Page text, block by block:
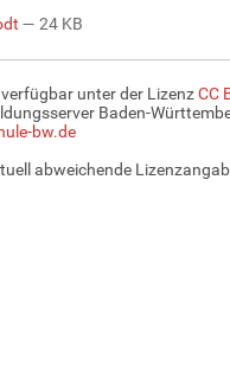
— 24 KB
verfügbar unter der LizenzCC
Baden-
bw.de
abweichende